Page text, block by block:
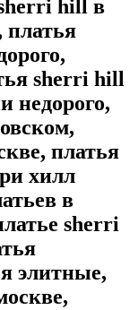
hill в
платья
sherri hill
недорого,
платья
хилл
в
sherri
элитные,